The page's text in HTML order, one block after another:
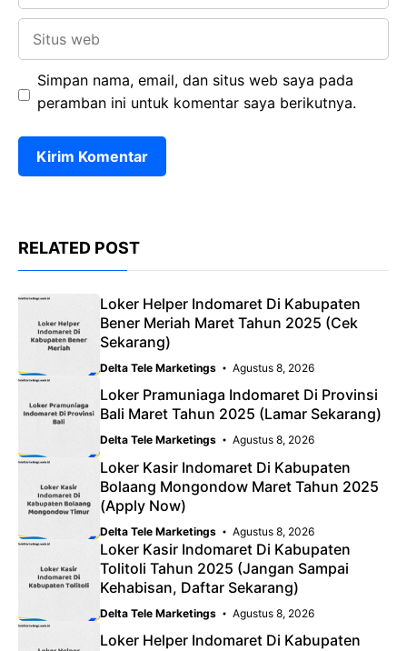
Simpan nama, email, dan situs web saya pada
peramban ini untuk komentar saya berikutnya.
RELATED POST
Loker Helper Indomaret Di Kabupaten
Bener Meriah Maret Tahun 2025 (Cek
Sekarang)
Delta Tele Marketings Agustus 8, 2026
Loker Pramuniaga Indomaret Di Provinsi
Bali Maret Tahun 2025 (Lamar Sekarang)
Delta Tele Marketings Agustus 8, 2026
Loker Kasir Indomaret Di Kabupaten
Bolaang Mongondow Maret Tahun 2025
(Apply Now)
Delta Tele Marketings Agustus 8, 2026
Loker Kasir Indomaret Di Kabupaten
Tolitoli Tahun 2025 (Jangan Sampai
Kehabisan, Daftar Sekarang)
Delta Tele Marketings Agustus 8, 2026
Loker Helper Indomaret Di Kabupaten